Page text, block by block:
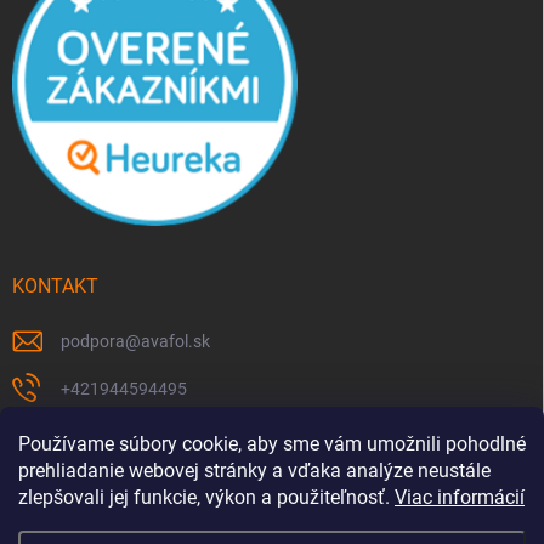
Používame súbory cookie, aby sme vám umožnili pohodlné
prehliadanie webovej stránky a vďaka analýze neustále
zlepšovali jej funkcie, výkon a použiteľnosť. Viac informácií
KONTAKT
podpora@avafol.sk
+421944594495
https://www.facebook.com/p/avafolsk-100091961793102/
avafol.sk/